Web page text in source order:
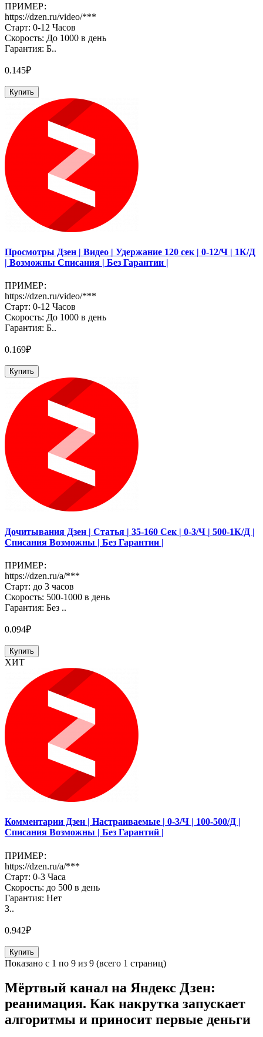
ПРИМЕР:
https://dzen.ru/video/***
Старт: 0-12 Часов
Скорость: До 1000 в день
Гарантия: Б..
0.145₽
Купить
Просмотры Дзен | Видео | Удержание 120 сек | 0-12/Ч | 1К/Д
| Возможны Списания | Без Гарантии |
ПРИМЕР:
https://dzen.ru/video/***
Старт: 0-12 Часов
Скорость: До 1000 в день
Гарантия: Б..
0.169₽
Купить
Дочитывания Дзен | Статья | 35-160 Сек | 0-3/Ч | 500-1К/Д |
Списания Возможны | Без Гарантии |
ПРИМЕР:
https://dzen.ru/a/***
Старт: до 3 часов
Скорость: 500-1000 в день
Гарантия: Без ..
0.094₽
Купить
ХИТ
Комментарии Дзен | Настраиваемые | 0-3/Ч | 100-500/Д |
Списания Возможны | Без Гарантий |
ПРИМЕР:
https://dzen.ru/a/***
Старт: 0-3 Часа
Скорость: до 500 в день
Гарантия: Нет
З..
0.942₽
Купить
Показано с 1 по 9 из 9 (всего 1 страниц)
Мёртвый канал на Яндекс Дзен:
реанимация. Как накрутка запускает
алгоритмы и приносит первые деньги